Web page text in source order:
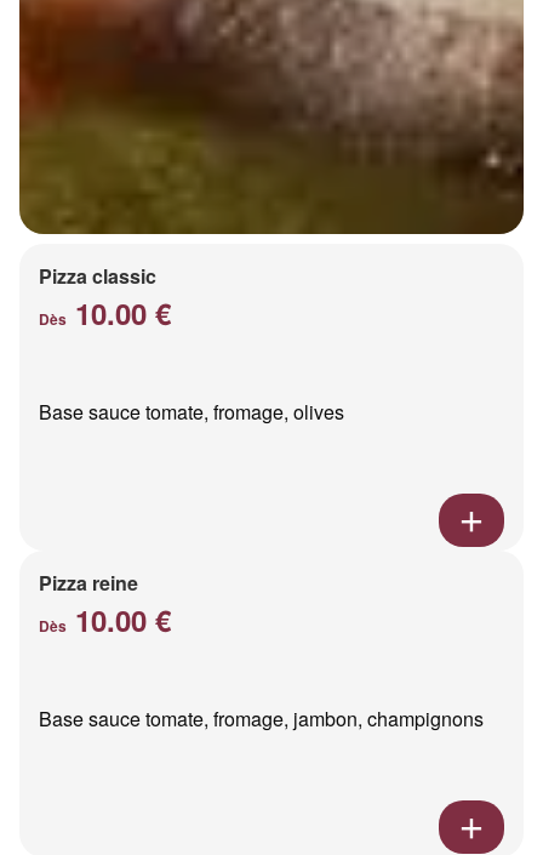
Pizza classic
Dès 10.00 €
Base sauce tomate, fromage, olives
Pizza reine
Dès 10.00 €
Base sauce tomate, fromage, jambon, champignons